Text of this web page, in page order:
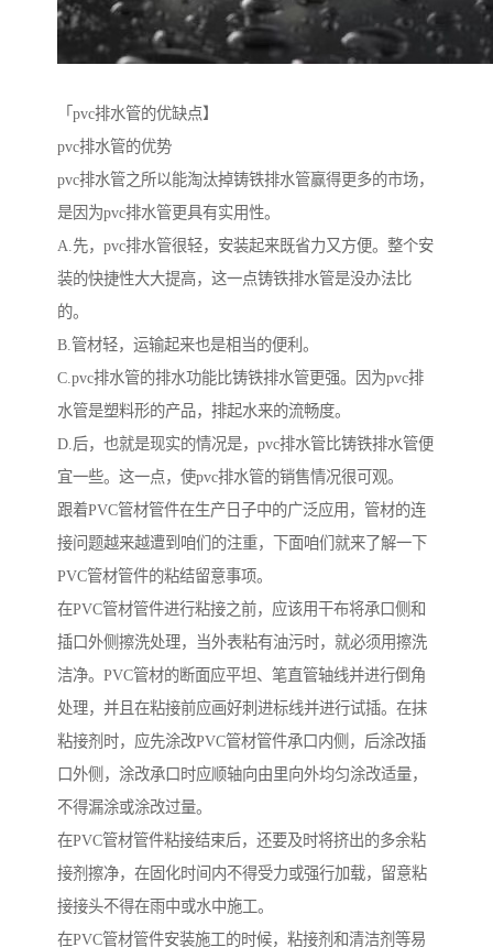
「pvc排水管的优缺点】
pvc排水管的优势
pvc排水管之所以能淘汰掉铸铁排水管赢得更多的市场，
是因为pvc排水管更具有实用性。
A.先，pvc排水管很轻，安装起来既省力又方便。整个安
装的快捷性大大提高，这一点铸铁排水管是没办法比
的。
B.管材轻，运输起来也是相当的便利。
C.pvc排水管的排水功能比铸铁排水管更强。因为pvc排
水管是塑料形的产品，排起水来的流畅度。
D.后，也就是现实的情况是，pvc排水管比铸铁排水管便
宜一些。这一点，使pvc排水管的销售情况很可观。
跟着PVC管材管件在生产日子中的广泛应用，管材的连
接问题越来越遭到咱们的注重，下面咱们就来了解一下
PVC管材管件的粘结留意事项。
在PVC管材管件进行粘接之前，应该用干布将承口侧和
插口外侧擦洗处理，当外表粘有油污时，就必须用擦洗
洁净。PVC管材的断面应平坦、笔直管轴线并进行倒角
处理，并且在粘接前应画好刺进标线并进行试插。在抹
粘接剂时，应先涂改PVC管材管件承口内侧，后涂改插
口外侧，涂改承口时应顺轴向由里向外均匀涂改适量，
不得漏涂或涂改过量。
在PVC管材管件粘接结束后，还要及时将挤出的多余粘
接剂擦净，在固化时间内不得受力或强行加载，留意粘
接接头不得在雨中或水中施工。
在PVC管材管件安装施工的时候，粘接剂和清洁剂等易